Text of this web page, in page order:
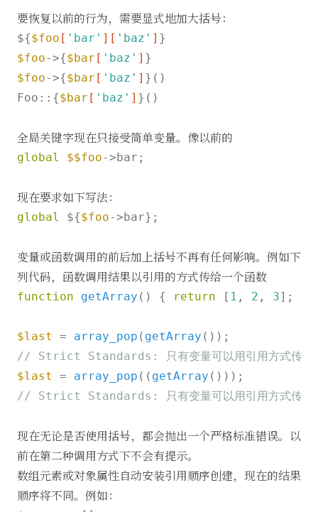
要恢复以前的行为，需要显式地加大括号：
${$foo [ 'bar' ] [ 'baz' ]
$foo->{$bar [ 'baz' ]
$foo->{$bar [ 'baz' ] }()
Foo::{$bar [ 'baz' ] }()
全局关键字现在只接受简单变量。像以前的
global $$foo->bar;
现在要求如下写法：
global ${$foo->bar};
变量或函数调用的前后加上括号不再有任何影响。例如下
列代码，函数调用结果以引用的方式传给一个函数
function getArray ( ) { return [ 1 , 2 , 3]; }
$last = array_pop ( getArray
// Strict Standards: 只有变量可以用引用方式传递
$last
= array_pop (( getArray
// Strict Standards: 只有变量可以用引用方式传递
现在无论是否使用括号，都会抛出一个严格标准错误。以
前在第二种调用方式下不会有提示。
数组元素或对象属性自动安装引用顺序创建，现在的结果
顺序将不同。例如：